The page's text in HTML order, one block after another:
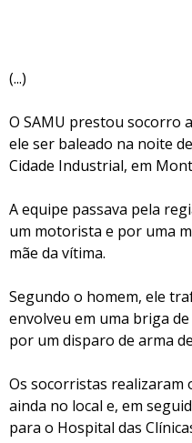
(...)
O SAMU prestou socorro
ele ser baleado na noite
Cidade Industrial, em
A equipe passava pela
um motorista e por uma
mãe da vítima.
Segundo o homem, ele
envolveu em uma briga
por um disparo de arma
Os socorristas
ainda no local e, em
para o Hospital das